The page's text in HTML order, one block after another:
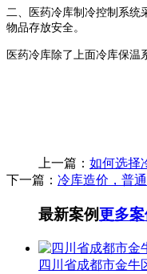
二、医药冷库制冷控制系统
物品存放安全。
医药冷库除了上面冷库保温
上一篇： 如何选择
下一篇： 冷库造价，普
最新案例更多案
四川省成都市金牛